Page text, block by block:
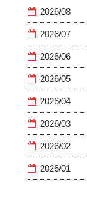
2026/08
2026/07
2026/06
2026/05
2026/04
2026/03
2026/02
2026/01